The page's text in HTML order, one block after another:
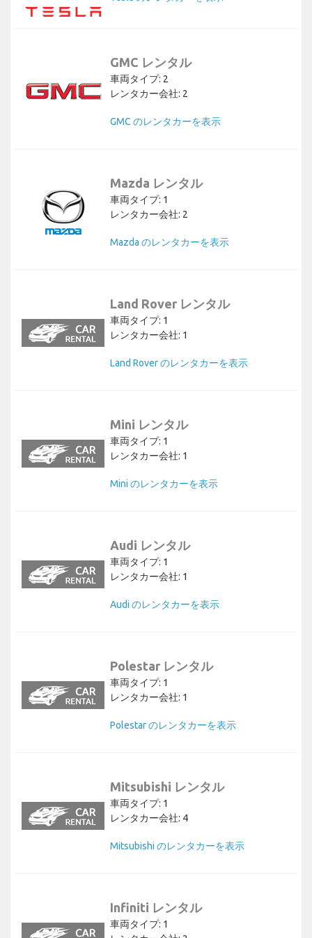
GMC レンタル
車両タイプ: 2
レンタカー会社: 2
GMC のレンタカーを表示
Mazda レンタル
車両タイプ: 1
レンタカー会社: 2
Mazda のレンタカーを表示
Land Rover レンタル
車両タイプ: 1
レンタカー会社: 1
Land Rover のレンタカーを表示
Mini レンタル
車両タイプ: 1
レンタカー会社: 1
Mini のレンタカーを表示
Audi レンタル
車両タイプ: 1
レンタカー会社: 1
Audi のレンタカーを表示
Polestar レンタル
車両タイプ: 1
レンタカー会社: 1
Polestar のレンタカーを表示
Mitsubishi レンタル
車両タイプ: 1
レンタカー会社: 4
Mitsubishi のレンタカーを表示
Infiniti レンタル
車両タイプ: 1